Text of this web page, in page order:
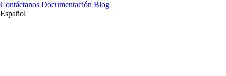
Contáctanos Documentación Blog
Español